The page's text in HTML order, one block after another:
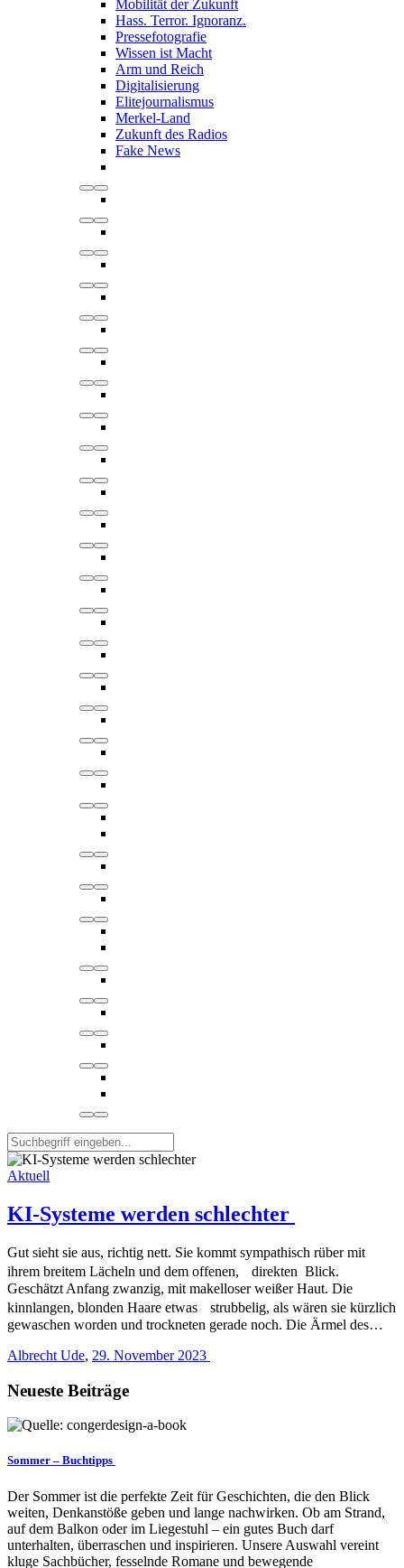
Mobilität der Zukunft
Hass. Terror. Ignoranz.
Pressefotografie
Wissen ist Macht
Arm und Reich
Digitalisierung
Elitejournalismus
Merkel-Land
Zukunft des Radios
Fake News
Aktuell
KI-Systeme werden schlechter
Gut sieht sie aus, richtig nett. Sie kommt sympathisch rüber mit
ihrem breitem Lächeln und dem offenen, direkten Blick.
Geschätzt Anfang zwanzig, mit makelloser weißer Haut. Die
kinnlangen, blonden Haare etwas strubbelig, als wären sie kürzlich
gewaschen worden und trockneten gerade noch. Die Ärmel des…
Albrecht Ude, 29. November 2023
Neueste Beiträge
Sommer – Buchtipps
Der Sommer ist die perfekte Zeit für Geschichten, die den Blick
weiten, Denkanstöße geben und lange nachwirken. Ob am Strand,
auf dem Balkon oder im Liegestuhl – ein gutes Buch darf
unterhalten, überraschen und inspirieren. Unsere Auswahl vereint
kluge Sachbücher, fesselnde Romane und bewegende